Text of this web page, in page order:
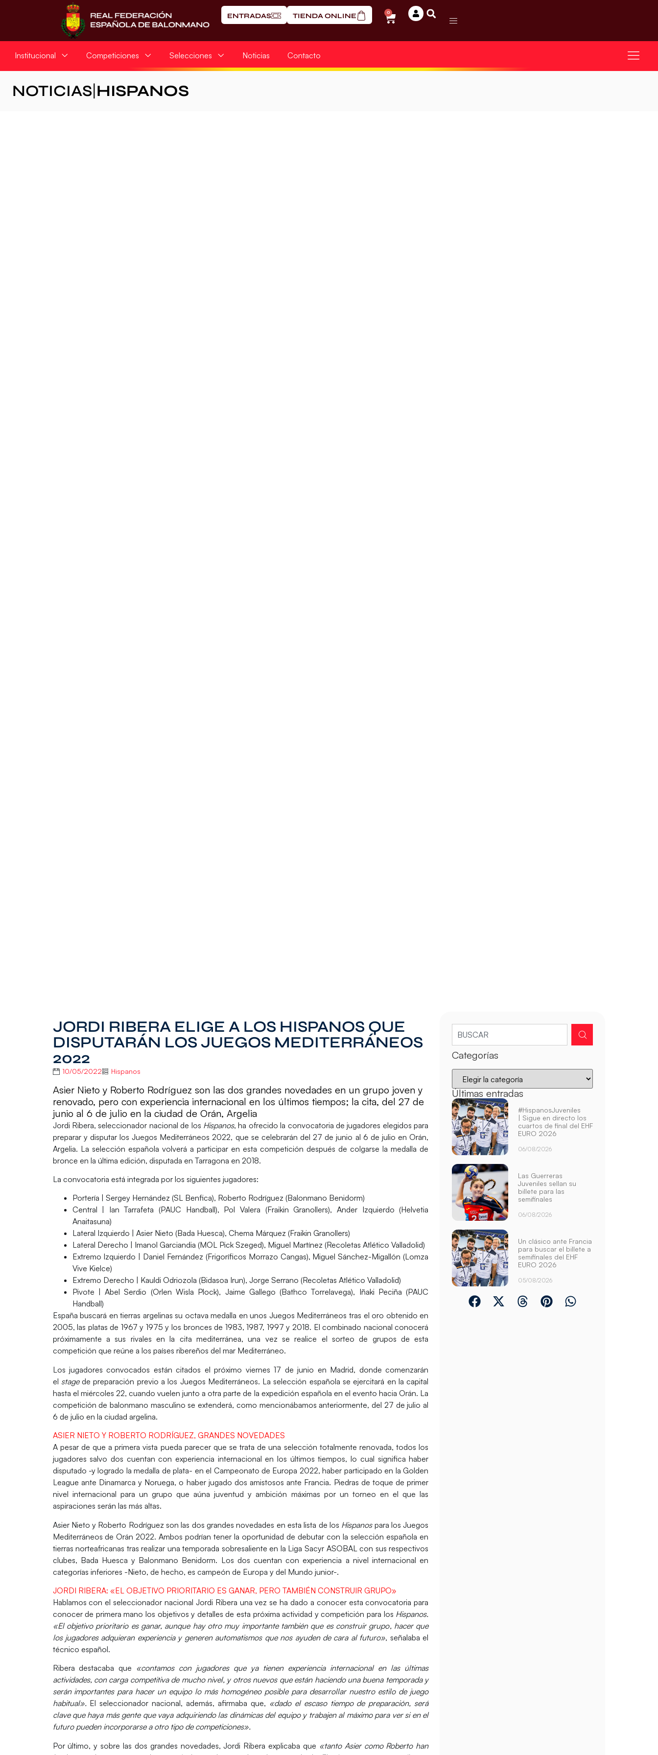
ENTRADAS TIENDA ONLINE 0
Institucional Competiciones Selecciones Noticias Contacto
NOTICIAS HISPANOS
JORDI RIBERA ELIGE A LOS HISPANOS QUE
DISPUTARÁN LOS JUEGOS MEDITERRÁNEOS
2022
10/05/2022 Hispanos
Asier Nieto y Roberto Rodríguez son las dos grandes novedades en un grupo joven y
renovado, pero con experiencia internacional en los últimos tiempos; la cita, del 27 de
junio al 6 de julio en la ciudad de Orán, Argelia
Jordi Ribera, seleccionador nacional de los Hispanos, ha ofrecido la convocatoria de jugadores elegidos para
preparar y disputar losJuegos Mediterráneos 2022, que se celebrarán del 27 de junio al 6 de julioenOrán,
Argelia. La selección española volverá a participar en esta competición después de colgarse la medalla de
bronce en la última edición, disputada en Tarragona en 2018.
La convocatoria está integrada por los siguientes jugadores:
Portería | Sergey Hernández (SL Benfica), Roberto Rodríguez (Balonmano Benidorm)
Central |
Ian Tarrafeta (PAUC Handball), Pol Valera (Fraikin Granollers), Ander Izquierdo (Helvetia
Anaitasuna)
Lateral Izquierdo |
Asier Nieto (Bada Huesca), Chema Márquez (Fraikin Granollers)
Lateral Derecho |
Imanol Garciandia (MOL Pick Szeged), Miguel Martínez (Recoletas Atlético Valladolid)
Extremo Izquierdo |
Daniel Fernández (Frigoríficos Morrazo Cangas), Miguel Sánchez-Migallón (Lomza
Vive Kielce)
Extremo Derecho |
Kauldi Odriozola (Bidasoa Irun), Jorge Serrano (Recoletas Atlético Valladolid)
Pivote |
Abel Serdio (Orlen Wisla Plock), Jaime Gallego (Bathco Torrelavega), Iñaki Peciña (PAUC
Handball)
Españabuscará en tierras argelinas su octava medalla en unos Juegos Mediterráneos tras el oro obtenido en
2005, las platas de 1967 y 1975 y los bronces de 1983, 1987, 1997 y 2018. El combinado nacional conocerá
próximamente a sus rivales en la cita mediterránea, una vez se realice el sorteo de grupos de esta
competición que reúne a los países ribereños del mar Mediterráneo.
Los jugadores convocados están citados el próximo viernes 17 de junio en Madrid, donde comenzarán
el stagede preparación previo a los Juegos Mediterráneos. La selección española se ejercitará en la capital
hasta el miércoles 22, cuando vuelen junto a otra parte de la expedición española en el evento hacia Orán. La
competición de balonmano masculino se extenderá, como mencionábamos anteriormente, del 27 de julio al
6 de julio en la ciudad argelina.
ASIER NIETO Y ROBERTO RODRÍGUEZ, GRANDES NOVEDADES
A pesar de que a primera vista pueda parecer que se trata de una selección totalmente renovada,todos los
jugadores salvo dos cuentan con experiencia internacional en los últimos tiempos, lo cual significa haber
disputado -y logrado la medalla de plata- en el Campeonato de Europa 2022, haber participado en la Golden
League ante Dinamarca y Noruega, o haber jugado dos amistosos ante Francia. Piedras de toque de primer
nivel internacional para un grupo que aúna juventud y ambición máximas por un torneo en el que las
aspiraciones serán las más altas.
Asier Nieto y Roberto Rodríguez son las dos grandes novedades en esta lista de los Hispanos para los Juegos
Mediterráneos de Orán 2022. Ambos podrían tener la oportunidad de debutar con la selección española en
tierras norteafricanas tras realizar una temporada sobresaliente en la Liga Sacyr ASOBAL con sus respectivos
clubes, Bada Huesca y Balonmano Benidorm. Los dos cuentan con experiencia a nivel internacional en
categorías inferiores -Nieto, de hecho, es campeón de Europa y del Mundo junior-.
JORDI RIBERA: «EL OBJETIVO PRIORITARIO ES GANAR, PERO TAMBIÉN CONSTRUIR GRUPO»
Hablamos con el seleccionador nacional Jordi Ribera una vez se ha dado a conocer esta convocatoria para
conocer de primera mano los objetivos y detalles de esta próxima actividad y competición para los Hispanos.
«El objetivo prioritario es ganar, aunque hay otro muy importante también que es construir grupo, hacer que
los jugadores adquieran experiencia y generen automatismos que nos ayuden de cara al futuro», señalaba el
técnico español.
Ribera destacaba que «contamos con jugadores que ya tienen experiencia internacional en las últimas
actividades, con carga competitiva de mucho nivel, y otros nuevos que están haciendo una buena temporada y
serán importantes para hacer un equipo lo más homogéneo posible para desarrollar nuestro estilo de juego
habitual». El seleccionador nacional, además, afirmaba que, «dado el escaso tiempo de preparación, será
clave que haya más gente que vaya adquiriendo las dinámicas del equipoy trabajen al máximo para ver si en el
futuro pueden incorporarse a otro tipo de competiciones».
Por último, y sobre las dos grandes novedades, Jordi Ribera explicaba que «tanto Asier como Roberto han
Categorías
Últimas entradas
#HispanosJuveniles
| Sigue en directo los
cuartos de final del EHF
EURO 2026
06/08/2026
Las Guerreras
Juveniles sellan su
billete para las
semifinales
06/08/2026
Un clásico ante Francia
para buscar el billete a
semifinales del EHF
EURO 2026
05/08/2026